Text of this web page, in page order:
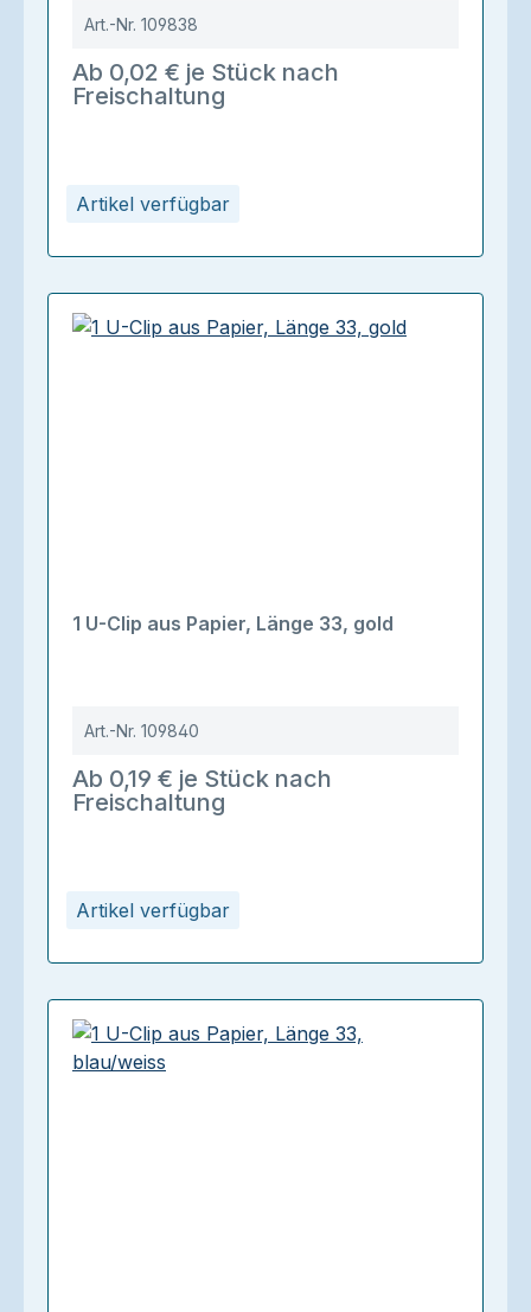
Artikel verfügbar
Art.-Nr. 109838
Ab 0,02 € je Stück nach
Freischaltung
Artikel verfügbar
1 U-Clip aus Papier, Länge 33, gold
Art.-Nr. 109840
Ab 0,19 € je Stück nach
Freischaltung